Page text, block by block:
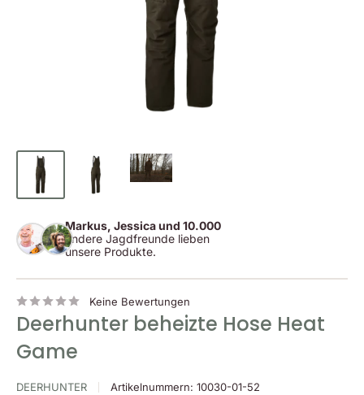
Markus, Jessica und 10.000
andere Jagdfreunde lieben
unsere Produkte.
Keine Bewertungen
Deerhunter beheizte Hose Heat
Game
DEERHUNTER Artikelnummern: 10030-01-52